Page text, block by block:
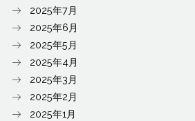
2025年7月
2025年6月
2025年5月
2025年4月
2025年3月
2025年2月
2025年1月